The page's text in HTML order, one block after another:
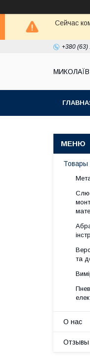
Сейчас
+380 (63)
Товары
та
О нас
Отзывы